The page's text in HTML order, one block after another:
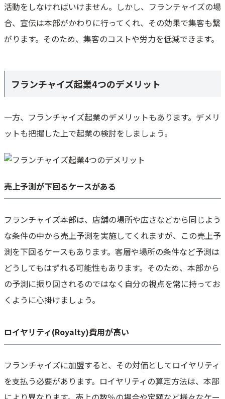
活動をしなければいけません。しかし、フランチャイズの場
合、宣伝は本部がかわりに行ってくれ、その効果で集客も繋
がります。そのため、集客のコストや労力を低減できます。
フランチャイズ起業4つのデメリット
一方、フランチャイズ起業のデメリットもあります。デメリ
ットも把握した上で起業の検討をしましょう。
売上予測が下回るケースがある
フランチャイズ本部は、店舗の場所や広さなどから同じよう
な条件の中から売上予測を実施してくれますが、この売上予
測を下回るケースもあります。客層や場所の条件など予測は
どうしてもはずれる可能性もあります。そのため、本部から
の予測に振り回されるのではなく自分の視点を常に持ってお
くように心掛けましょう。
ロイヤリティ(Royalty)費用が高い
フランチャイズに加盟すると、その対価としてロイヤリティ
を支払う必要があります。ロイヤリティの算定方法は、本部